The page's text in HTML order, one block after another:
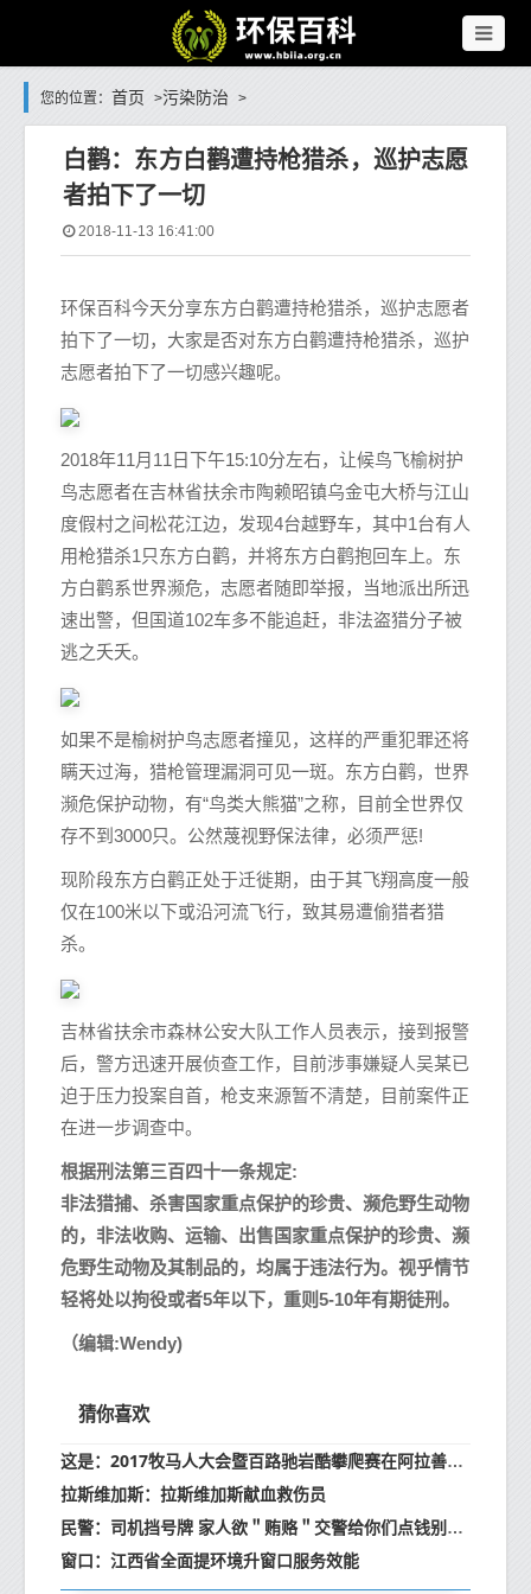
您的位置： 首页 >污染防治 >
白鹳：东方白鹳遭持枪猎杀，巡护志愿
者拍下了一切
2018-11-13 16:41:00
环保百科今天分享东方白鹳遭持枪猎杀，巡护志愿者
拍下了一切，大家是否对东方白鹳遭持枪猎杀，巡护
志愿者拍下了一切感兴趣呢。
2018年11月11日下午15:10分左右，让候鸟飞榆树护
鸟志愿者在吉林省扶余市陶赖昭镇乌金屯大桥与江山
度假村之间松花江边，发现4台越野车，其中1台有人
用枪猎杀1只东方白鹳，并将东方白鹳抱回车上。东
方白鹳系世界濒危，志愿者随即举报，当地派出所迅
速出警，但国道102车多不能追赶，非法盗猎分子被
逃之夭夭。
如果不是榆树护鸟志愿者撞见，这样的严重犯罪还将
瞒天过海，猎枪管理漏洞可见一斑。东方白鹳，世界
濒危保护动物，有“鸟类大熊猫”之称，目前全世界仅
存不到3000只。公然蔑视野保法律，必须严惩!
现阶段东方白鹳正处于迁徙期，由于其飞翔高度一般
仅在100米以下或沿河流飞行，致其易遭偷猎者猎
杀。
吉林省扶余市森林公安大队工作人员表示，接到报警
后，警方迅速开展侦查工作，目前涉事嫌疑人吴某已
迫于压力投案自首，枪支来源暂不清楚，目前案件正
在进一步调查中。
根据刑法第三百四十一条规定:
非法猎捕、杀害国家重点保护的珍贵、濒危野生动物
的，非法收购、运输、出售国家重点保护的珍贵、濒
危野生动物及其制品的，均属于违法行为。视乎情节
轻将处以拘役或者5年以下，重则5-10年有期徒刑。
（编辑:Wendy)
猜你喜欢
这是：2017牧马人大会暨百路驰岩酷攀爬赛在阿拉善上演(高清组图)
拉斯维加斯：拉斯维加斯献血救伤员
民警：司机挡号牌 家人欲＂贿赂＂交警给你们点钱别处罚了
窗口：江西省全面提环境升窗口服务效能